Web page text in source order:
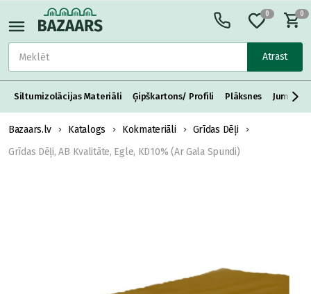
Atrast
0 0
Siltumizolācijas Materiāli Ģipškartons/ Profili Plāksnes Jumta
Bazaars.lv Katalogs Kokmateriāli
Grīdas Dēļi
Grīdas Dēļi, AB Kvalitāte, Egle, KD10% (Ar Gala Spundi)